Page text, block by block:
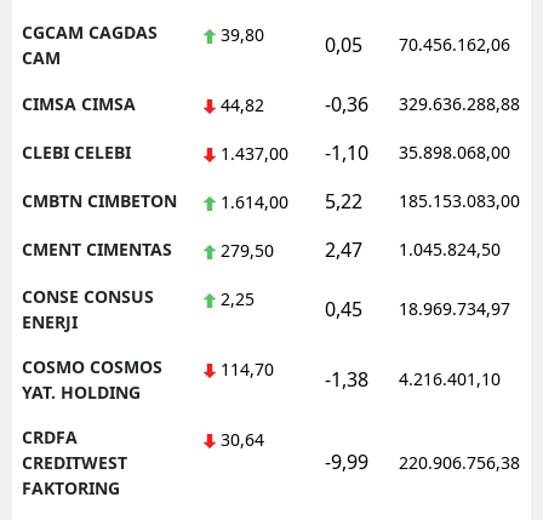
CGCAM CAGDAS
CAM
39,80 0,05 70.456.162,06
CIMSA CIMSA 44,82 -0,36 329.636.288,88
CLEBI CELEBI 1.437,00 -1,10 35.898.068,00
CMBTN CIMBETON 1.614,00 5,22 185.153.083,00
CMENT CIMENTAS 279,50 2,47 1.045.824,50
CONSE CONSUS
ENERJI
2,25 0,45 18.969.734,97
COSMO COSMOS
YAT. HOLDING
114,70 -1,38 4.216.401,10
CRDFA
CREDITWEST
FAKTORING
30,64
-9,99 220.906.756,38